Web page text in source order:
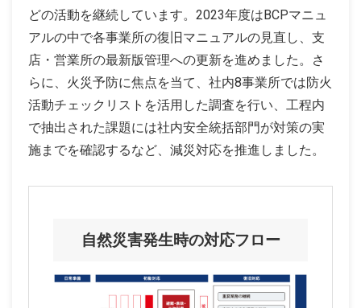
どの活動を継続しています。2023年度はBCPマニュ
アルの中で各事業所の復旧マニュアルの見直し、支
店・営業所の最新版管理への更新を進めました。さ
らに、火災予防に焦点を当て、社内8事業所では防火
活動チェックリストを活用した調査を行い、工程内
で抽出された課題には社内安全統括部門が対策の実
施までを確認するなど、減災対応を推進しました。
自然災害発生時の対応フロー